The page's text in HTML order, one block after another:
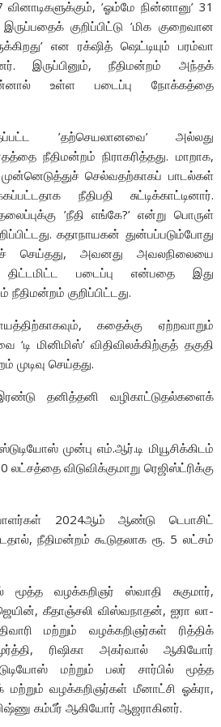
வினாடிகளுக்கும், ’ஓம்மே நின்னானு’ 31
குறிப்பிட்டு ’மிக குறைவான
என ரக்‌ஷித் ஷெட்டியும் பரம்வா
இருப்பினும், நீதிமன்றம் அந்தக்
உள்ள படைப்பு நோக்கத்தை
’தற்செயலானவை’ அல்லது
நீதிமன்றம் நிராகரித்தது. மாறாக,
செல்வதற்காகப் பாடல்கள்
நீதிபதி சுட்டிக்காட்டினார்.
’நீதி எங்கே?’ என்று பொருள்
கதாநாயகன் துன்பப்படும்போது
செய்தது, அவனது அவலநிலையை
திட்டமிட்ட படைப்பு என்பதை இது
குறிப்பிட்டது.
கதைக்கு ஏற்றவாறும்
மினிமிஸ்’ விதிவிலக்கிற்குத் தகுதி
முடிவு செய்தது.
தனித்தனி வழிகாட்டுதல்களைக்
முன்பு எம்.ஆர்.டி மியூசிக்கிடம்
லட்சத்தை விடுவிக்குமாறு ரெஜிஸ்ட்ரிக்கு
2024ஆம் ஆண்டு டெபாசிட்
நீதிமன்றம் கூடுதலாக ரூ. 5 லட்சம்
மூத்த வழக்கறிஞர் ஸ்வாதி சுகுமார்,
கீதாஞ்சலி விஸ்வநாதன், ஐரா லா-
மற்றும் வழக்கறிஞர்கள் ரித்திக்
ரிஷிகா அகர்வால் ஆகியோர்
மற்றும் பலர் சார்பில் மூத்த
வழக்கறிஞர்கள் மீனாட்சி ஓக்ரா,
கம்பீர் ஆகியோர் ஆஜராகினர்.